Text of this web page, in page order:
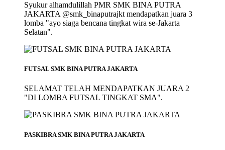
Syukur alhamdulillah PMR SMK BINA PUTRA
JAKARTA @smk_binaputrajkt mendapatkan juara 3
lomba "ayo siaga bencana tingkat wira se-Jakarta
Selatan".
FUTSAL SMK BINA PUTRA JAKARTA
SELAMAT TELAH MENDAPATKAN JUARA 2
"DI LOMBA FUTSAL TINGKAT SMA".
PASKIBRA SMK BINA PUTRA JAKARTA